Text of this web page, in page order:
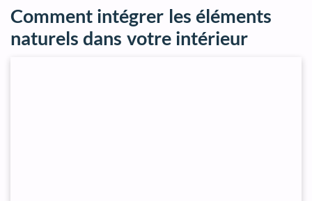
Comment intégrer les éléments
naturels dans votre intérieur